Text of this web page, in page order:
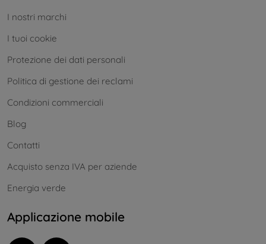
I nostri marchi
I tuoi cookie
Protezione dei dati personali
Politica di gestione dei reclami
Condizioni commerciali
Blog
Contatti
Acquisto senza IVA per aziende
Energia verde
Applicazione mobile